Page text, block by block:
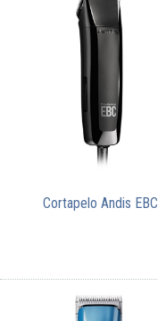
Cortapelo Andis EBC